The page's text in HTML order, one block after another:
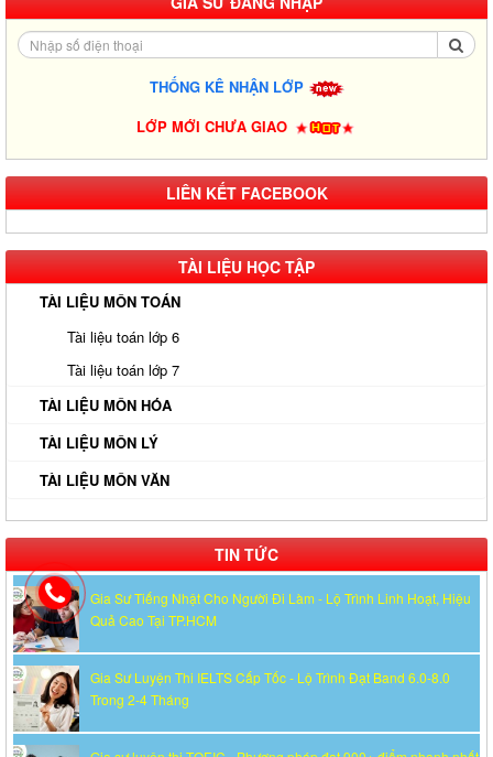
THỐNG KÊ NHẬN LỚP
LỚP MỚI CHƯA GIAO
LIÊN KẾT FACEBOOK
TÀI LIỆU HỌC TẬP
TÀI LIỆU MÔN TOÁN
Tài liệu toán lớp 6
Tài liệu toán lớp 7
TÀI LIỆU MÔN HÓA
TÀI LIỆU MÔN LÝ
TÀI LIỆU MÔN VĂN
TIN TỨC
Gia Sư Luyện Thi IELTS Cấp Tốc - Lộ Trình Đạt Band 6.0-8.0
Trong 2-4 Tháng
Gia sư luyện thi TOEIC - Phương pháp đạt 900+ điểm nhanh nhất
Gia Sư Piano Cho Trẻ Em Tại HCM
Kinh Nghiệm Đi Gia Sư Cho Sinh Viên: Hướng Dẫn Chi Tiết Từ A-
Z Cho Người Mới
Công Lập
Gia Sư Online Tại HCM Chất Lượng Cao – Giải Pháp Học Hiệu
Gia Sư Tiếng Nhật Cho Người Đi Làm - Lộ Trình Linh Hoạt, Hiệu
Quả Cao Tại TP.HCM
Gia Sư Luyện Thi IELTS Cấp Tốc - Lộ Trình Đạt Band 6.0-8.0
Trong 2-4 Tháng
Gia sư luyện thi TOEIC - Phương pháp đạt 900+ điểm nhanh nhất